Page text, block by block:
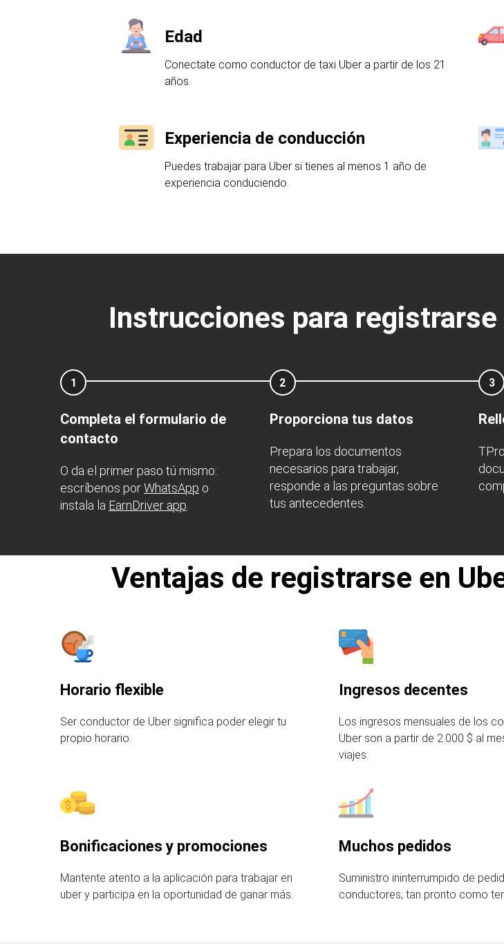
Edad
Conectate como conductor de taxi Uber a partir de los 21
años.
Experiencia de conducción
Puedes trabajar para Uber si tienes al menos 1 año de
experiencia conduciendo.
Instrucciones para
1
Completa el formulario de
contacto
O da el primer paso tú mismo:
escríbenos porWhatsApp o
instala la EarnDriver app
2
Proporciona tus datos
Prepara los documentos
necesarios para trabajar,
responde a las preguntas sobre
tus antecedentes.
3
Ventajas de registrarse en
Horario flexible
Ser conductor de Uber significa poder elegir tu
propio horario.
Ingresos decentes
Los ingresos mensuales de los
Uber son a partir de 2.000 $ al
viajes.
Bonificaciones y promociones
Mantente atento a la aplicación para trabajar en
uber y participa en la oportunidad de ganar más.
Muchos pedidos
Suministro ininterrumpido de
conductores, tan pronto como